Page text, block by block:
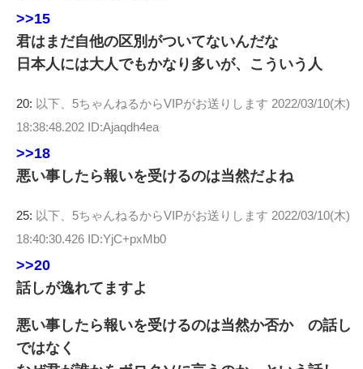
>>15
君はまだ自他の区別がついてないんだな
日本人には大人でもかなり多いが、こういう人
20: 以下、5ちゃんねるからVIPがお送りします 2022/03/10(木)
18:38:48.202 ID:Ajaqdh4ea
>>18
悪い事したら報いを受けるのは当然だよね
25: 以下、5ちゃんねるからVIPがお送りします 2022/03/10(木)
18:40:30.426 ID:YjC+pxMb0
>>20
話しが逸れてますよ
悪い事したら報いを受けるのは当然か否か の話し
ではなく